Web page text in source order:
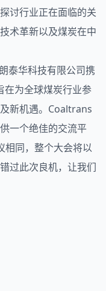
讨行业正在面临的关
术革新以及煤炭在中
泰华科技有限公司携
为全球煤炭行业参
新机遇。Coaltrans
一个绝佳的交流平
相同，整个大会将以
过此次良机，让我们